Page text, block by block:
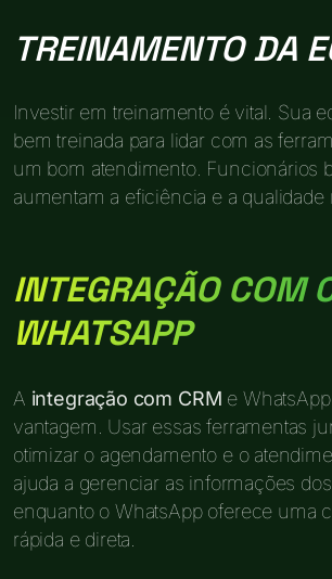
TREINAMENTO DA
Investir em treinamento é vital. Sua
bem treinada para lidar com as
um bom atendimento. Funcionários
aumentam a eficiência e a qualidade
INTEGRAÇÃO COM
WHATSAPP
A integração com CRM e
vantagem. Usar essas ferramentas
otimizar o agendamento e o
ajuda a gerenciar as informações
enquanto o WhatsApp oferece uma
rápida e direta.